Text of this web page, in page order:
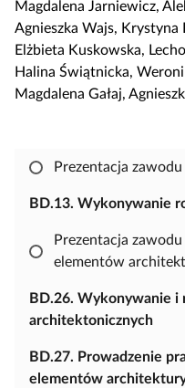
o
w
a
ć
y
t
w
a
m
a
t
e
Magdalena Jarniewicz,
Agnieszka Wajs, Krystyna
Elżbieta Kuskowska,
Halina Świątnicka,
Magdalena Gałaj,
Prezentacja
BD.13. Wykonywanie
Prezentacja
elementów
BD.26. Wykonywanie i
architektonicznych
BD.27. Prowadzenie
elementów